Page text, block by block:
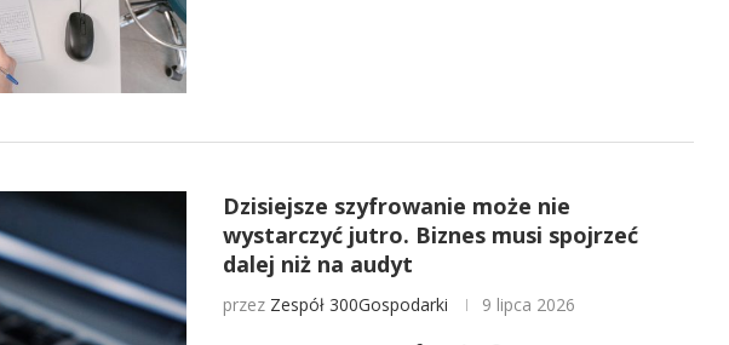
Dzisiejsze szyfrowanie może nie
wystarczyć jutro. Biznes musi spojrzeć
dalej niż na audyt
przez Zespół 300Gospodarki 9 lipca 2026